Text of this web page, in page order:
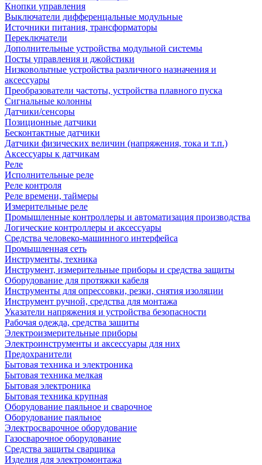
Кнопки управления
Выключатели дифференцальные модульные
Источники питания, трансформаторы
Переключатели
Дополнительные устройства модульной системы
Посты управления и джойстики
Низковольтные устройства различного назначения и
аксессуары
Преобразователи частоты, устройства плавного пуска
Сигнальные колонны
Датчики/сенсоры
Позиционные датчики
Бесконтактные датчики
Датчики физических величин (напряжения, тока и т.п.)
Аксессуары к датчикам
Реле
Исполнительные реле
Реле контроля
Реле времени, таймеры
Измерительные реле
Промышленные контроллеры и автоматизация производства
Логические контроллеры и аксессуары
Средства человеко-машинного интерфейса
Промышленная сеть
Инструменты, техника
Инструмент, измерительные приборы и средства защиты
Оборудование для протяжки кабеля
Инструменты для опрессовки, резки, снятия изоляции
Инструмент ручной, средства для монтажа
Указатели напряжения и устройства безопасности
Рабочая одежда, средства защиты
Электроизмерительные приборы
Электроинструменты и аксессуары для них
Предохранители
Бытовая техника и электроника
Бытовая техника мелкая
Бытовая электроника
Бытовая техника крупная
Оборудование паяльное и сварочное
Оборудование паяльное
Электросварочное оборудование
Газосварочное оборудование
Средства защиты сварщика
Изделия для электромонтажа